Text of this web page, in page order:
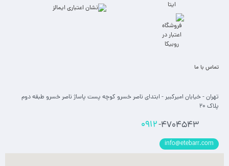
تماس با ما
تهران - خیابان امیرکبیر - ابتدای ناصر خسرو کوچه پست پاساژ ناصر خسرو طبقه دوم
پلاک 20
0912-4704543
info@etebarr.com